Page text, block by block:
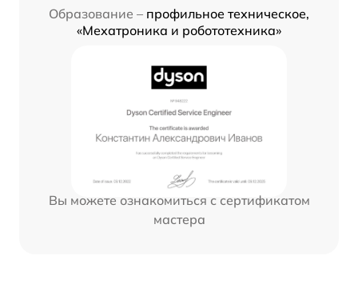
Образование – профильное техническое,
«Мехатроника и робототехника»
Вы можете ознакомиться с сертификатом
мастера